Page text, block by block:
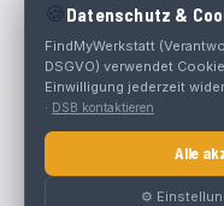
🍪 Datenschutz &
FindMyWerkstatt
DSGVO) verwendet
Einwilligung jederzeit
· DSB kontaktieren
Alle
⚙️